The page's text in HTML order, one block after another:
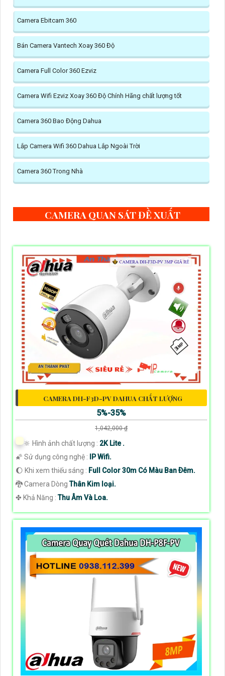
Camera Ebitcam 360
Bán Camera Vantech Xoay 360 Độ
Camera Full Color 360 Ezviz
Camera Wifi Ezviz Xoay 360 Độ Chính Hãng chất lượng tốt
Camera 360 Bao Động Dahua
Lắp Camera Wifi 360 Dahua Lắp Ngoài Trời
Camera 360 Trong Nhà
CAMERA QUAN SÁT ĐỀ XUẤT
CAMERA DH-F3D-PV DAHUA CHẤT LƯỢNG
5%-35%
1,042,000 ₫
🔆 Hình ảnh chất lượng : 2K Lite .
🌠 Sử dụng công nghệ :
IP Wifi.
🌔 Khi xem thiếu sáng : Full Color 30m Có Màu Ban Ðêm.
🐉️ Camera DòngThân Kim loại.
️✤ Khả Năng :Thu Âm Và Loa.